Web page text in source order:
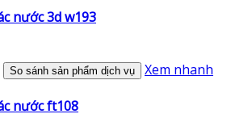
nước 3d w193
So sánh sản phẩm dịch vụ Xem nhanh
nước ft108